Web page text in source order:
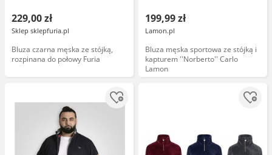
229,00 zł
Sklep sklepfuria.pl
Bluza czarna męska ze stójką,
rozpinana do połowy Furia
199,99 zł
Lamon.pl
Bluza męska sportowa ze stójką i
kapturem ''Norberto'' Carlo
Lamon